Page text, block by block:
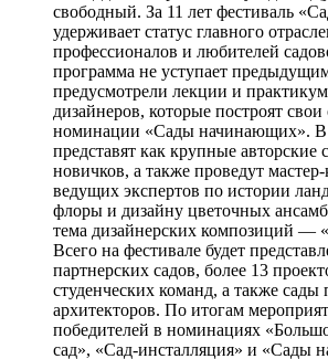
свободный. За 11 лет фестиваль
удерживает статус главного
профессионалов и любителей
программа не уступает
предусмотрели лекции и
дизайнеров, которые построят
номинации «Сады начинающих». В
представят как крупные авторские
новичков, а также проведут
ведущих экспертов по истории
флоры и дизайну цветочных
тема дизайнерских композиций —
Всего на фестивале будет
партнерских садов, более 13
студенческих команд, а также
архитекторов. По итогам
победителей в номинациях
сад», «Сад-инсталляция» и «Сады